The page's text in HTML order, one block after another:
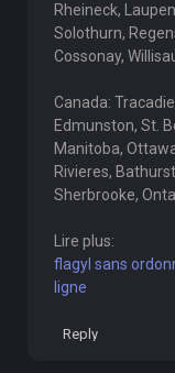
Rheineck,
Solothurn,
Cossonay,
Canada:
Edmunston, St.
Manitoba,
Rivieres,
Sherbrooke,
Lire plus:
flagyl sans
ligne
Reply